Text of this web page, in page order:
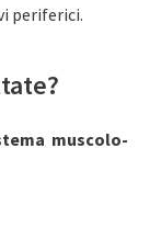
periferici.
muscolo-